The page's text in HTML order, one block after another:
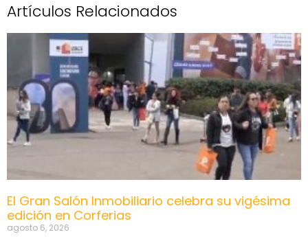
Artículos Relacionados
El Gran Salón Inmobiliario celebra su vigésima
edición en Corferias
agosto 6, 2026